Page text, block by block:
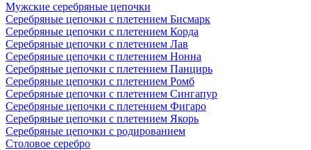
Мужские серебряные цепочки
Серебряные цепочки с плетением Бисмарк
Серебряные цепочки с плетением Корда
Серебряные цепочки с плетением Лав
Серебряные цепочки с плетением Нонна
Серебряные цепочки с плетением Панцирь
Серебряные цепочки с плетением Ромб
Серебряные цепочки с плетением Сингапур
Серебряные цепочки с плетением Фигаро
Серебряные цепочки с плетением Якорь
Серебряные цепочки с родированием
Столовое серебро